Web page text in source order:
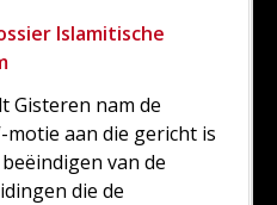
Islamitische
Gisteren nam de
motie aan die gericht is
van de
die de